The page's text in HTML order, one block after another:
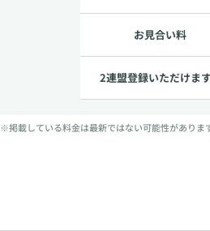
お見合い料
2連盟登録いただけます
※掲載している料金は最新ではない可能性がありま